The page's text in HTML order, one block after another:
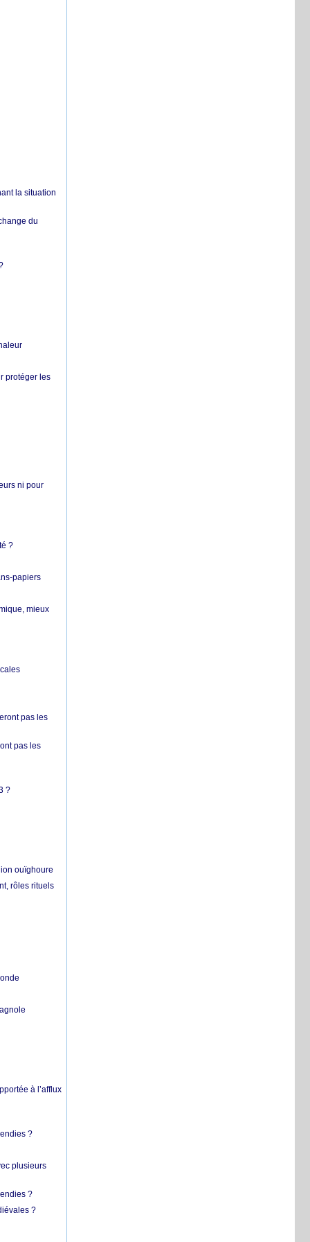
la situation
du
protéger les
ni pour
?
papiers
mieux
pas les
pas les
?
ouïghoure
rôles rituels
à l’afflux
?
plusieurs
?
?